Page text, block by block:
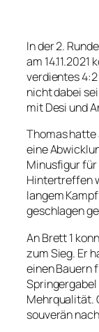
In der 2.
am
verdientes
nicht dabei
mit Desi und
Thomas
eine
Minusfigur für
Hintertreffen
langem
geschlagen
An Brett 1
zum Sieg. Er
einen Bauern
Mehrqualität.
souverän